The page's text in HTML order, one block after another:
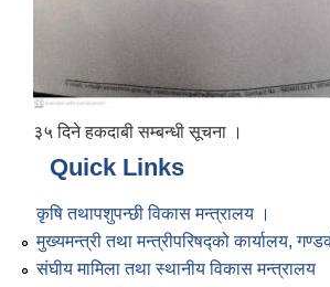
३५ दिने हकदाबी सम्बन्धी सूचना ।
Quick Links
कृषि तथापशुपन्छी विकास मन्त्रालय ।
मुख्यमन्त्री तथा मन्त्रीपरिषद्को कार्यालय,
संघीय मामिला तथा स्थानीय विकास मन्त्रालय